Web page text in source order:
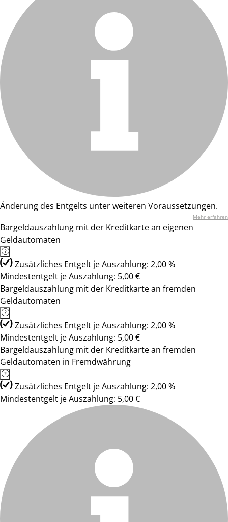
Änderung des Entgelts unter weiteren Voraussetzungen.
Mehr erfahren
Bargeldauszahlung mit der Kreditkarte an eigenen
Geldautomaten
Zusätzliches Entgelt je Auszahlung: 2,00 %
Mindestentgelt je Auszahlung: 5,00 €
Bargeldauszahlung mit der Kreditkarte an fremden
Geldautomaten
Zusätzliches Entgelt je Auszahlung: 2,00 %
Mindestentgelt je Auszahlung: 5,00 €
Bargeldauszahlung mit der Kreditkarte an fremden
Geldautomaten in Fremdwährung
Zusätzliches Entgelt je Auszahlung: 2,00 %
Mindestentgelt je Auszahlung: 5,00 €